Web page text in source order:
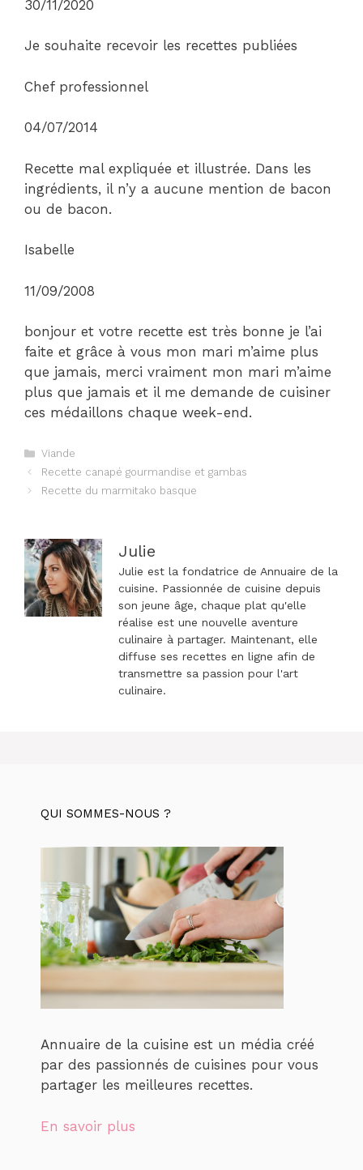
30/11/2020
Je souhaite recevoir les recettes publiées
Chef professionnel
04/07/2014
Recette mal expliquée et illustrée. Dans les
ingrédients, il n’y a aucune mention de bacon
ou de bacon.
Isabelle
11/09/2008
bonjour et votre recette est très bonne je l’ai
faite et grâce à vous mon mari m’aime plus
que jamais, merci vraiment mon mari m’aime
plus que jamais et il me demande de cuisiner
ces médaillons chaque week-end.
Catégories
Viande
Navigation
des
Recette canapé gourmandise et gambas
Recette du marmitako basque
Julie
Julie est la fondatrice de Annuaire de la
cuisine. Passionnée de cuisine depuis
son jeune âge, chaque plat qu'elle
réalise est une nouvelle aventure
culinaire à partager. Maintenant, elle
diffuse ses recettes en ligne afin de
transmettre sa passion pour l'art
culinaire.
QUI SOMMES-NOUS ?
Annuaire de la cuisine est un média créé
par des passionnés de cuisines pour vous
partager les meilleures recettes.
En savoir plus